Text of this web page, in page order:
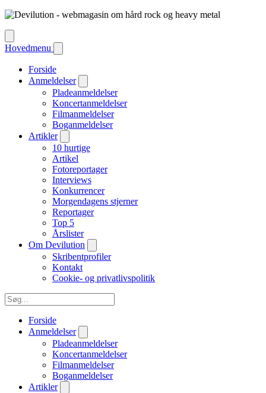
Hovedmenu
Forside
Anmeldelser
Pladeanmeldelser
Koncertanmeldelser
Filmanmeldelser
Boganmeldelser
Artikler
10 hurtige
Artikel
Fotoreportager
Interviews
Konkurrencer
Morgendagens stjerner
Reportager
Top 5
Årslister
Om Devilution
Skribentprofiler
Kontakt
Cookie- og privatlivspolitik
Forside
Anmeldelser
Pladeanmeldelser
Koncertanmeldelser
Filmanmeldelser
Boganmeldelser
Artikler